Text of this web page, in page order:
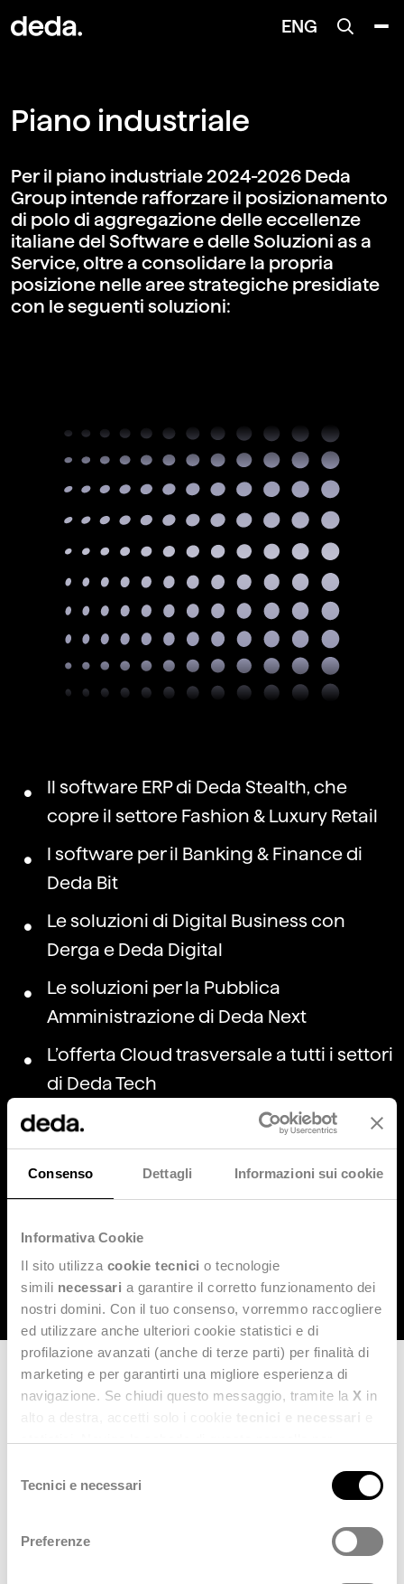
Consenso Dettagli Informazioni sui cookie
Informativa Cookie
Il sito utilizza cookie tecnici o tecnologie
simili necessari a garantire il corretto funzionamento dei
nostri domini. Con il tuo consenso, vorremmo raccogliere
ed utilizzare anche ulteriori cookie statistici e di
profilazione avanzati (anche di terze parti) per finalità di
marketing e per garantirti una migliore esperienza di
navigazione. Se chiudi questo messaggio, tramite la X in
maggiori informazioni consulta anche la nostra
Privacy
delTecnici e necessari
Preferenze
ENG
Piano industriale
Per il piano industriale 2024-2026 Deda
Group intende rafforzare il posizionamento
di polo di aggregazione delle eccellenze
italiane del Software e delle Soluzioni as a
Service, oltre a consolidare la propria
posizione nelle aree strategiche presidiate
con le seguenti soluzioni:
Il software ERP di Deda Stealth, che
copre il settore Fashion & Luxury Retail
I software per il Banking & Finance di
Deda Bit
Le soluzioni di Digital Business con
Derga e Deda Digital
Le soluzioni per la Pubblica
Amministrazione di Deda Next
L’offerta Cloud trasversale a tutti i settori
di Deda Tech
Un’offerta articolata, che sarà gestita e
valorizzata dal Gruppo con flessibilità
strategica e finanziaria, favorendo piani di
I principali obiettivi
I ricavi consolidati segnano un +28%
attestandosi a 601 milioni di euro.
incremento con l’EBITDA a 54,6 milioni di